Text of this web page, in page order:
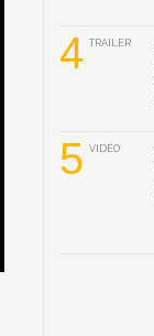
4 TRAILER
5 VIDÉO